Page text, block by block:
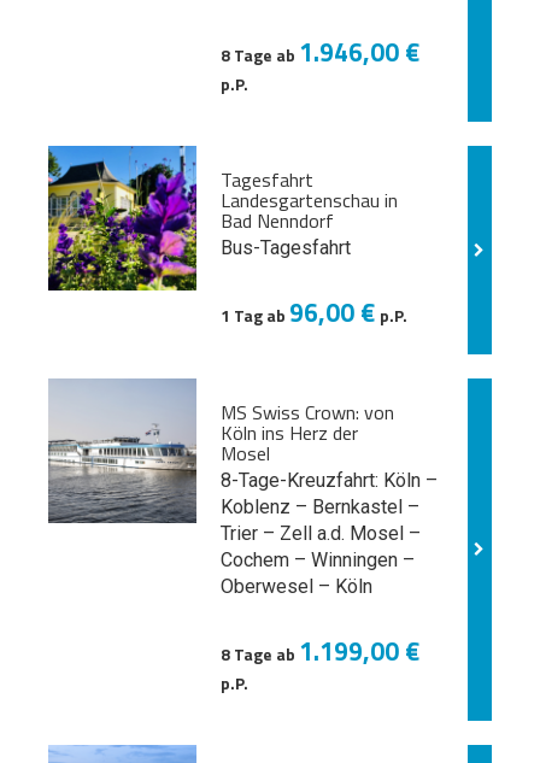
8 Tage ab 1.946,00 €
p.P.
Tagesfahrt
Landesgartenschau in
Bad Nenndorf
Bus-Tagesfahrt
1 Tag ab 96,00 € p.P.
MS Swiss Crown: von
Köln ins Herz der
Mosel
8-Tage-Kreuzfahrt: Köln –
Koblenz – Bernkastel –
Trier – Zell a.d. Mosel –
Cochem – Winningen –
Oberwesel – Köln
8 Tage ab 1.199,00 €
p.P.